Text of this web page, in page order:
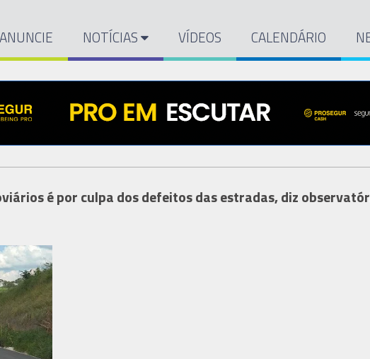
ANUNCIE NOTÍCIAS VÍDEOS CALENDÁRIO
é por culpa dos defeitos das estradas, diz